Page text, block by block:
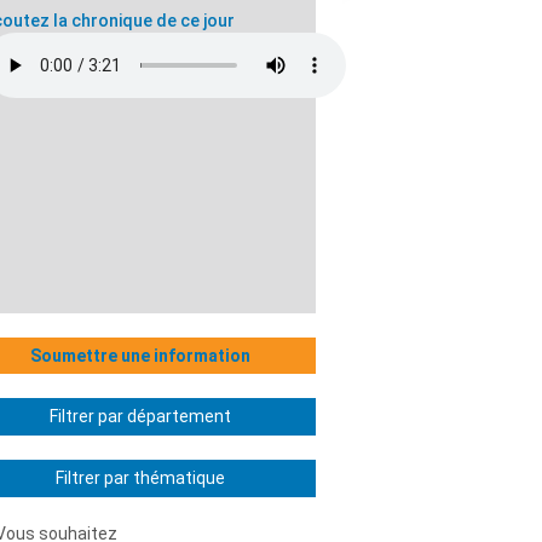
la chronique de ce jour
Soumettre une information
Filtrer par département
Filtrer par thématique
souhaitez